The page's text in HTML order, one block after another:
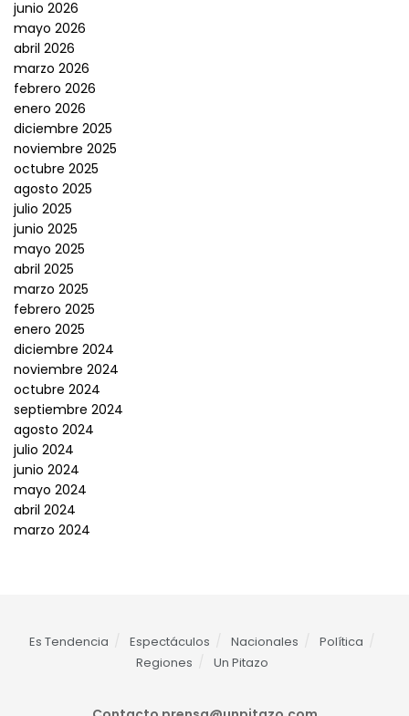
junio 2026
mayo 2026
abril 2026
marzo 2026
febrero 2026
enero 2026
diciembre 2025
noviembre 2025
octubre 2025
agosto 2025
julio 2025
junio 2025
mayo 2025
abril 2025
marzo 2025
febrero 2025
enero 2025
diciembre 2024
noviembre 2024
octubre 2024
septiembre 2024
agosto 2024
julio 2024
junio 2024
mayo 2024
abril 2024
marzo 2024
Es Tendencia Espectáculos Nacionales
Política
Regiones
Un Pitazo